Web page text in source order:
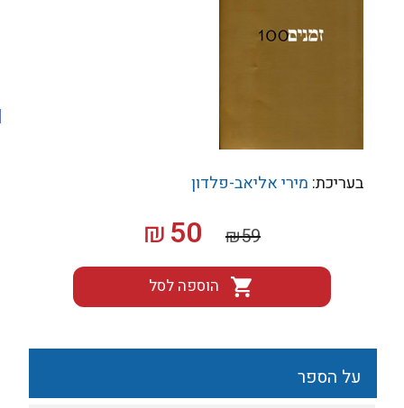
בעריכת:מירי אליאב-פלדון
₪59
המחיר
המקורי
היה:
₪59.
₪50
המחיר
הנוכחי
הוא:
הוספה לסל
על הספר